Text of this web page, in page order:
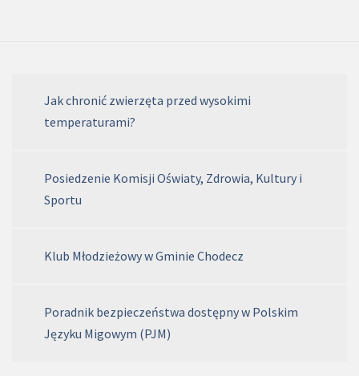
Jak chronić zwierzęta przed wysokimi
temperaturami?
Posiedzenie Komisji Oświaty, Zdrowia, Kultury i
Sportu
Klub Młodzieżowy w Gminie Chodecz
Poradnik bezpieczeństwa dostępny w Polskim
Języku Migowym (PJM)